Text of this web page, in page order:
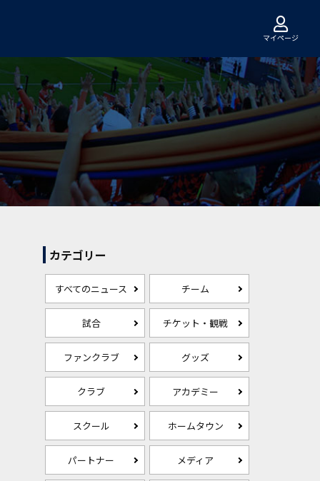
マイページ
カテゴリー
すべてのニュース チーム
試合 チケット・観戦
ファンクラブ グッズ
クラブ アカデミー
スクール ホームタウン
パートナー メディア